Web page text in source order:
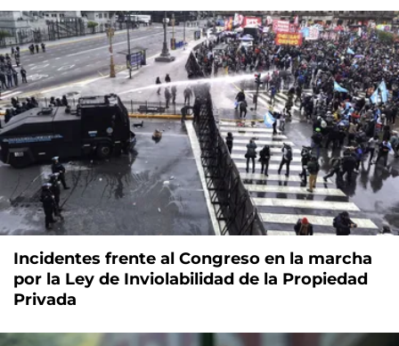
Incidentes frente al Congreso en la marcha
por la Ley de Inviolabilidad de la Propiedad
Privada